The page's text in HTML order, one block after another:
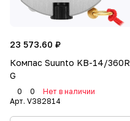
23 573.60 ₽
Компас Suunto KB-14/360R
G
0 0
Нет в наличии
Арт. V382814